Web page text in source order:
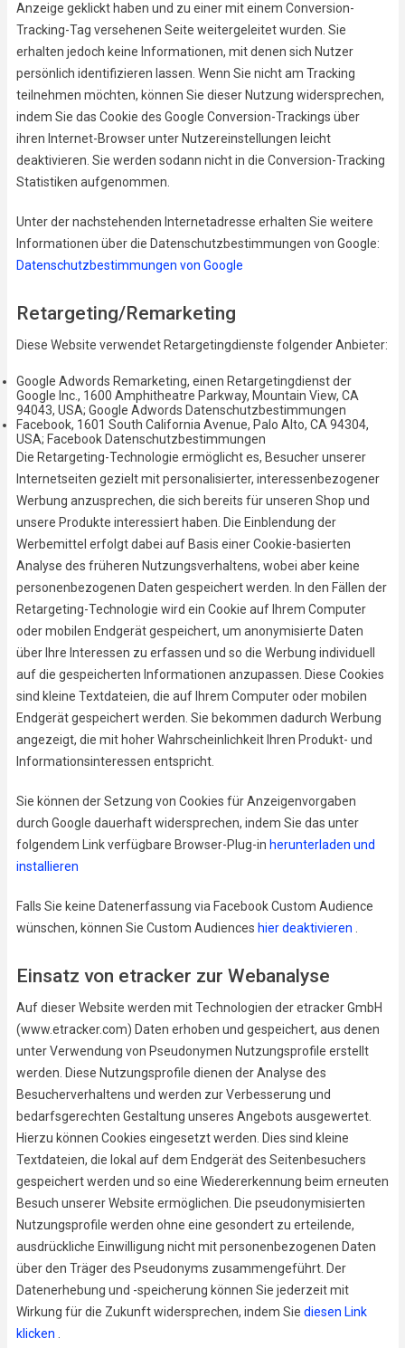
Anzeige geklickt haben und zu einer mit einem Conversion-
Tracking-Tag versehenen Seite weitergeleitet wurden. Sie
erhalten jedoch keine Informationen, mit denen sich Nutzer
persönlich identifizieren lassen. Wenn Sie nicht am Tracking
teilnehmen möchten, können Sie dieser Nutzung widersprechen,
indem Sie das Cookie des Google Conversion-Trackings über
ihren Internet-Browser unter Nutzereinstellungen leicht
deaktivieren. Sie werden sodann nicht in die Conversion-Tracking
Statistiken aufgenommen.
Unter der nachstehenden Internetadresse erhalten Sie weitere
Informationen über die Datenschutzbestimmungen von Google:
Datenschutzbestimmungen von Google
Retargeting/Remarketing
Diese Website verwendet Retargetingdienste folgender Anbieter:
Google Adwords Remarketing, einen Retargetingdienst der
Google Inc., 1600 Amphitheatre Parkway, Mountain View, CA
94043, USA; Google Adwords Datenschutzbestimmungen
Facebook, 1601 South California Avenue, Palo Alto, CA 94304,
USA; Facebook Datenschutzbestimmungen
Die Retargeting-Technologie ermöglicht es, Besucher unserer
Internetseiten gezielt mit personalisierter, interessenbezogener
Werbung anzusprechen, die sich bereits für unseren Shop und
unsere Produkte interessiert haben. Die Einblendung der
Werbemittel erfolgt dabei auf Basis einer Cookie-basierten
Analyse des früheren Nutzungsverhaltens, wobei aber keine
personenbezogenen Daten gespeichert werden. In den Fällen der
Retargeting-Technologie wird ein Cookie auf Ihrem Computer
oder mobilen Endgerät gespeichert, um anonymisierte Daten
über Ihre Interessen zu erfassen und so die Werbung individuell
auf die gespeicherten Informationen anzupassen. Diese Cookies
sind kleine Textdateien, die auf Ihrem Computer oder mobilen
Endgerät gespeichert werden. Sie bekommen dadurch Werbung
angezeigt, die mit hoher Wahrscheinlichkeit Ihren Produkt- und
Informationsinteressen entspricht.
Sie können der Setzung von Cookies für Anzeigenvorgaben
durch Google dauerhaft widersprechen, indem Sie das unter
folgendem Link verfügbare Browser-Plug-in herunterladen und
installieren
Falls Sie keine Datenerfassung via Facebook Custom Audience
wünschen, können Sie Custom Audiences hier deaktivieren
Einsatz von etracker zur Webanalyse
Auf dieser Website werden mit Technologien der etracker GmbH
(www.etracker.com) Daten erhoben und gespeichert, aus denen
unter Verwendung von Pseudonymen Nutzungsprofile erstellt
werden. Diese Nutzungsprofile dienen der Analyse des
Besucherverhaltens und werden zur Verbesserung und
bedarfsgerechten Gestaltung unseres Angebots ausgewertet.
Hierzu können Cookies eingesetzt werden. Dies sind kleine
Textdateien, die lokal auf dem Endgerät des Seitenbesuchers
gespeichert werden und so eine Wiedererkennung beim erneuten
Besuch unserer Website ermöglichen. Die pseudonymisierten
Nutzungsprofile werden ohne eine gesondert zu erteilende,
ausdrückliche Einwilligung nicht mit personenbezogenen Daten
über den Träger des Pseudonyms zusammengeführt. Der
Datenerhebung und -speicherung können Sie jederzeit mit
Wirkung für die Zukunft widersprechen, indem Sie diesen Link
klicken